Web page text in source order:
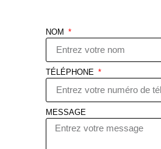
NOM
TÉLÉPHONE
MESSAGE